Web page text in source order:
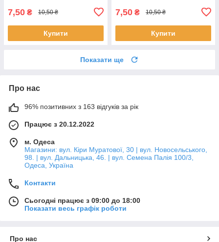
7,50 ₴ 10,50 ₴
Купити
7,50 ₴ 10,50 ₴
Купити
Показати ще
Про нас
96% позитивних з 163 відгуків за рік
Працює з 20.12.2022
м. Одеса
Магазини: вул. Кіри Муратової, 30 | вул. Новосельського,
98. | вул. Дальницька, 46. | вул. Семена Палія 100/3,
Одеса, Україна
Контакти
Сьогодні працює з 09:00 до 18:00
Показати весь графік роботи
Про нас